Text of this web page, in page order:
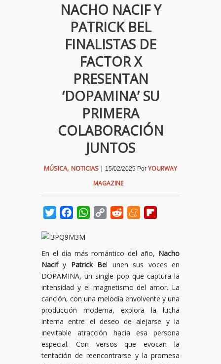
NACHO NACIF Y
PATRICK BEL
FINALISTAS DE
FACTOR X
PRESENTAN
‘DOPAMINA’ SU
PRIMERA
COLABORACIÓN
JUNTOS
MÚSICA, NOTICIAS | 15/02/2025 Por YOURWAY
MAGAZINE
TwitterFacebookWhatsApp
Copy
Reddit Meneame
En el día más romántico del año, Nacho
Nacify Patrick Bel unen sus voces en
DOPAMINA, un single pop que captura la
intensidad y el magnetismo del amor. La
canción, con una melodía envolvente y una
producción moderna, explora la lucha
interna entre el deseo de alejarse y la
inevitable atracción hacia esa persona
especial. Con versos que evocan la
tentación de reencontrarse y la promesa